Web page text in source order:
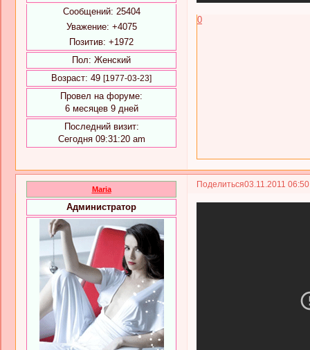
Сообщений: 25404
Уважение: +4075
Позитив: +1972
Пол: Женский
Возраст: 49 [1977-03-23]
Провел на форуме:
6 месяцев 9 дней
Последний визит:
Сегодня 09:31:20 am
0
Поделиться03.11.2011
Maria
Администратор